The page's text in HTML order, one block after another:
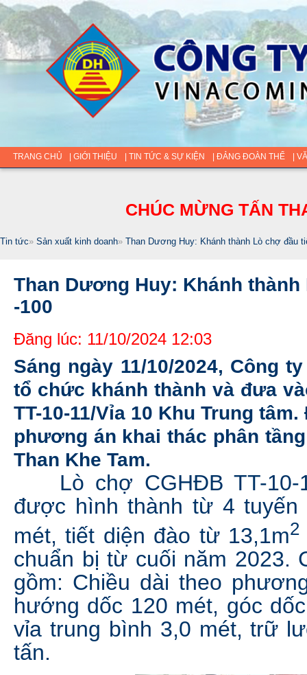
TRANG CHỦ | GIỚI THIỆU | TIN TỨC & SỰ KIỆN | ĐẢNG ĐOÀN THỂ |
CHÚC MỪNG TẤN
Tin tức» Sản xuất kinh doanh» Than Dương Huy: Khánh thành Lò chợ đầu
Than Dương Huy: Khánh
-100
Đăng lúc: 11/10/2024 12:03
Sáng ngày 11/10/2024, Công
tổ chức khánh thành và đưa
TT-10-11/Vỉa 10 Khu Trung
phương án khai thác phân
Than Khe Tam.
Lò chợ CGHĐB TT-10-
được hình thành từ 4
mét, tiết diện đào từ 13,1m
chuẩn bị từ cuối năm 2023.
gồm: Chiều dài theo
hướng dốc 120 mét, góc
vỉa trung bình 3,0 mét, trữ
tấn.